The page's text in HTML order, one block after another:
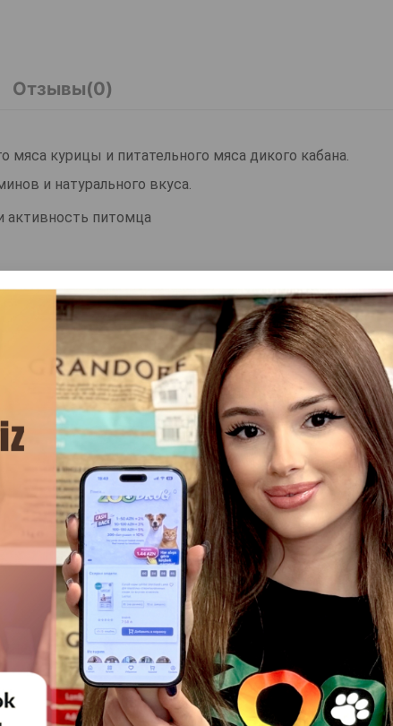
Отзывы(0)
мяса курицы и питательного мяса дикого кабана.
и натурального вкуса.
питомца
очистить зубы от налёта
и ароматизаторов
Смотреть Все
DUMBBELLS С
НАТУРАЛЬНОЕ
ДЛЯ СОБАК,
И ЧЕЛЮСТИ 100 Г
ЛАКОМСТВО 8IN1 152590 FLAVOURS
MEATY BISCUITS - ЭТО ХРУСТЯЩЕЕ
ПЕЧЕНЬЕ, ОБЁРНУТОЕ АРОМАТНЫМИ
КУСОЧКАМИ МЯСА.